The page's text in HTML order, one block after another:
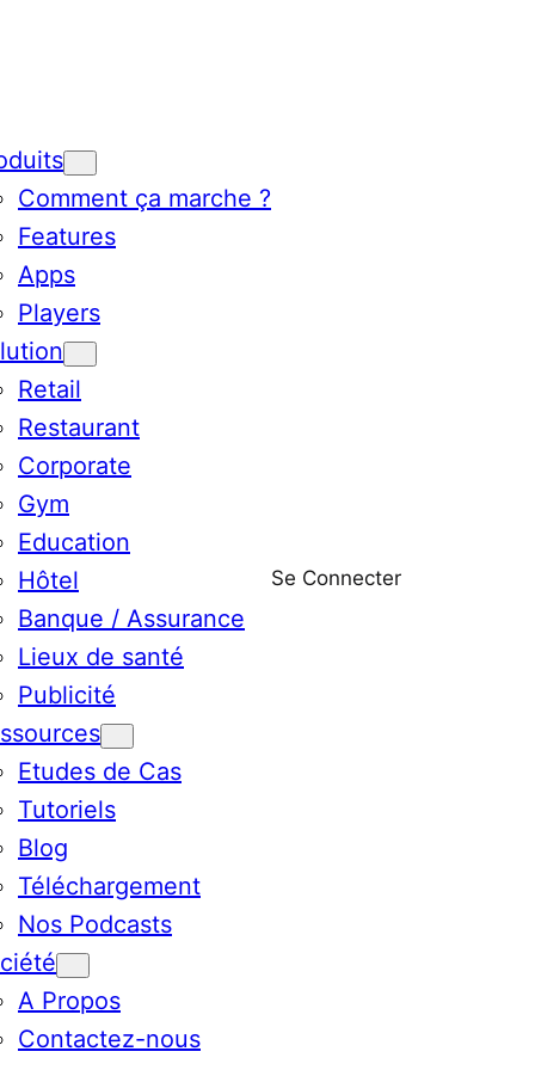
Comment ça marche ?
Features
Apps
Players
Retail
Restaurant
Corporate
Gym
Education
Hôtel
Banque / Assurance
Lieux de santé
Publicité
Etudes de Cas
Tutoriels
Blog
Téléchargement
Nos Podcasts
A Propos
Contactez-nous
Se Connecter